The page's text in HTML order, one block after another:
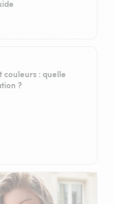
couleurs : quelle
?